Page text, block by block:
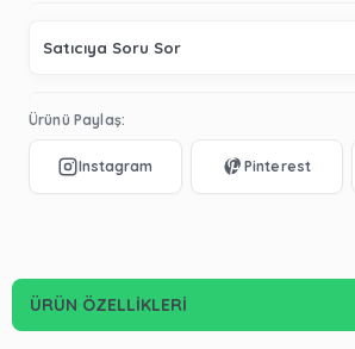
Satıcıya Soru Sor
Ürünü Paylaş:
ÜRÜN ÖZELLIKLERI